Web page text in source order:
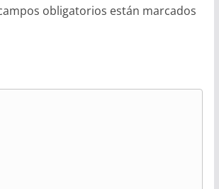
obligatorios están marcados